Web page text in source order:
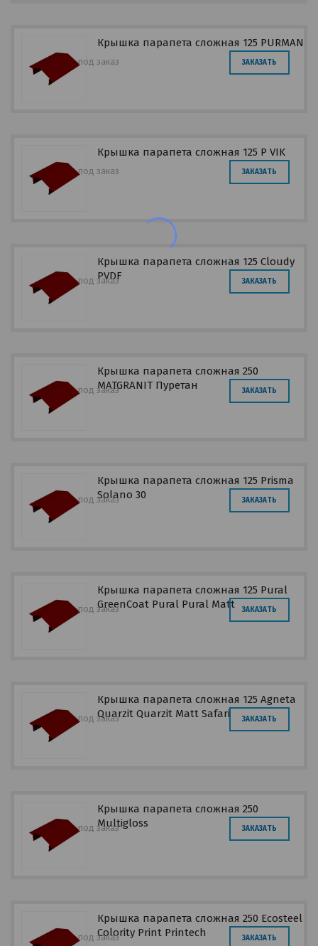
Крышка парапета сложная 125 PURMAN
под заказ ЗАКАЗАТЬ
Крышка парапета сложная 125 P VIK
под заказ ЗАКАЗАТЬ
Крышка парапета сложная 125 Cloudy
PVDF
под заказ ЗАКАЗАТЬ
Крышка парапета сложная 250
MATGRANIT Пуретан
под заказ ЗАКАЗАТЬ
Крышка парапета сложная 125 Prisma
Solano 30
под заказ ЗАКАЗАТЬ
Крышка парапета сложная 125 Pural
GreenCoat Pural Pural Matt
под заказ ЗАКАЗАТЬ
Крышка парапета сложная 125 Agneta
Quarzit Quarzit Matt Safari
под заказ ЗАКАЗАТЬ
Крышка парапета сложная 250
Multigloss
под заказ ЗАКАЗАТЬ
Крышка парапета сложная 250 Ecosteel
Colority Print Printech
под заказ ЗАКАЗАТЬ